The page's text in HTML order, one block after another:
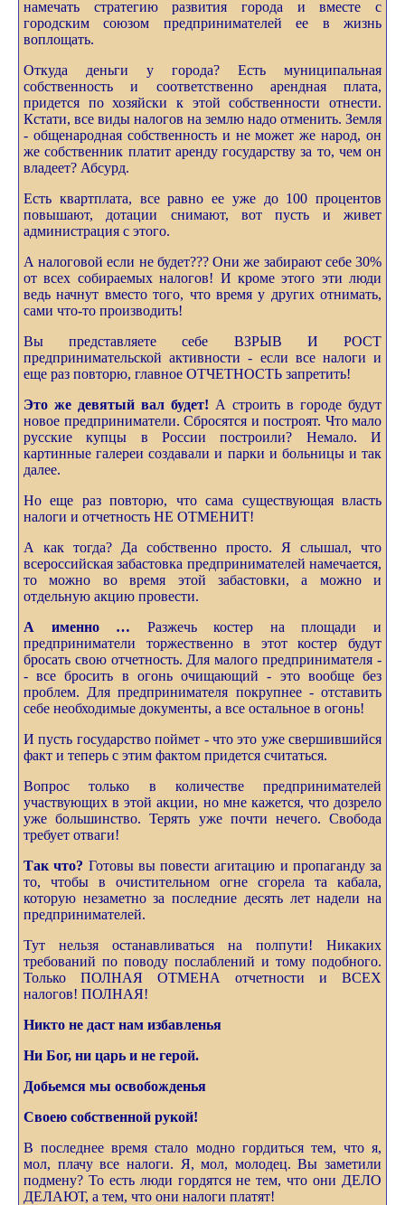
намечать стратегию развития города и вместе с
городским союзом предпринимателей ее в жизнь
воплощать.
Откуда деньги у города? Есть муниципальная
собственность и соответственно арендная плата,
придется по хозяйски к этой собственности отнести.
Кстати, все виды налогов на землю надо отменить. Земля
- общенародная собственность и не может же народ, он
же собственник платит аренду государству за то, чем он
владеет? Абсурд.
Есть квартплата, все равно ее уже до 100 процентов
повышают, дотации снимают, вот пусть и живет
администрация с этого.
А налоговой если не будет??? Они же забирают себе 30%
от всех собираемых налогов! И кроме этого эти люди
ведь начнут вместо того, что время у других отнимать,
сами что-то производить!
Вы представляете себе ВЗРЫВ И РОСТ
предпринимательской активности - если все налоги и
еще раз повторю, главное ОТЧЕТНОСТЬ запретить!
Это же девятый вал будет! А строить в городе будут
новое предприниматели. Сбросятся и построят. Что мало
русские купцы в России построили? Немало. И
картинные галереи создавали и парки и больницы и так
далее.
Но еще раз повторю, что сама существующая власть
налоги и отчетность НЕ ОТМЕНИТ!
А как тогда? Да собственно просто. Я слышал, что
всероссийская забастовка предпринимателей намечается,
то можно во время этой забастовки, а можно и
отдельную акцию провести.
А именно … Разжечь костер на площади и
предприниматели торжественно в этот костер будут
бросать свою отчетность. Для малого предпринимателя -
- все бросить в огонь очищающий - это вообще без
проблем. Для предпринимателя покрупнее - отставить
себе необходимые документы, а все остальное в огонь!
И пусть государство поймет - что это уже свершившийся
факт и теперь с этим фактом придется считаться.
Вопрос только в количестве предпринимателей
участвующих в этой акции, но мне кажется, что дозрело
уже большинство. Терять уже почти нечего. Свобода
требует отваги!
Так что? Готовы вы повести агитацию и пропаганду за
то, чтобы в очистительном огне сгорела та кабала,
которую незаметно за последние десять лет надели на
предпринимателей.
Тут нельзя останавливаться на полпути! Никаких
требований по поводу послаблений и тому подобного.
Только ПОЛНАЯ ОТМЕНА отчетности и ВСЕХ
налогов! ПОЛНАЯ!
Никто не даст нам избавленья
Ни Бог, ни царь и не герой.
Добьемся мы освобожденья
Своею собственной рукой!
В последнее время стало модно гордиться тем, что я,
мол, плачу все налоги. Я, мол, молодец. Вы заметили
подмену? То есть люди гордятся не тем, что они ДЕЛО
ДЕЛАЮТ, а тем, что они налоги платят!